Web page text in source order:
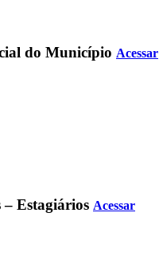
do Município Acessar
– Estagiários Acessar